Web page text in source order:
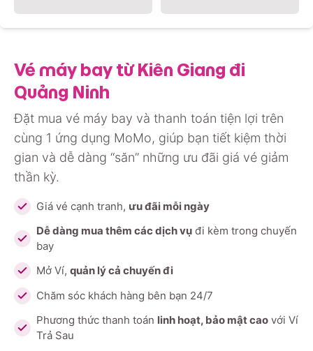
Vé máy bay từ Kiên Giang đi
Quảng Ninh
Đặt mua vé máy bay và thanh toán tiện lợi trên
cùng 1 ứng dụng MoMo, giúp bạn tiết kiệm thời
gian và dễ dàng “săn” những ưu đãi giá vé giảm
thần kỳ.
Giá vé cạnh tranh, ưu đãi mỗi ngày
Dễ dàng mua thêm các dịch vụ đi kèm trong chuyến
bay
Mở Ví, quản lý cả chuyến đi
Chăm sóc khách hàng bên bạn 24/7
Phương thức thanh toán linh hoạt, bảo mật cao với Ví
Trả Sau